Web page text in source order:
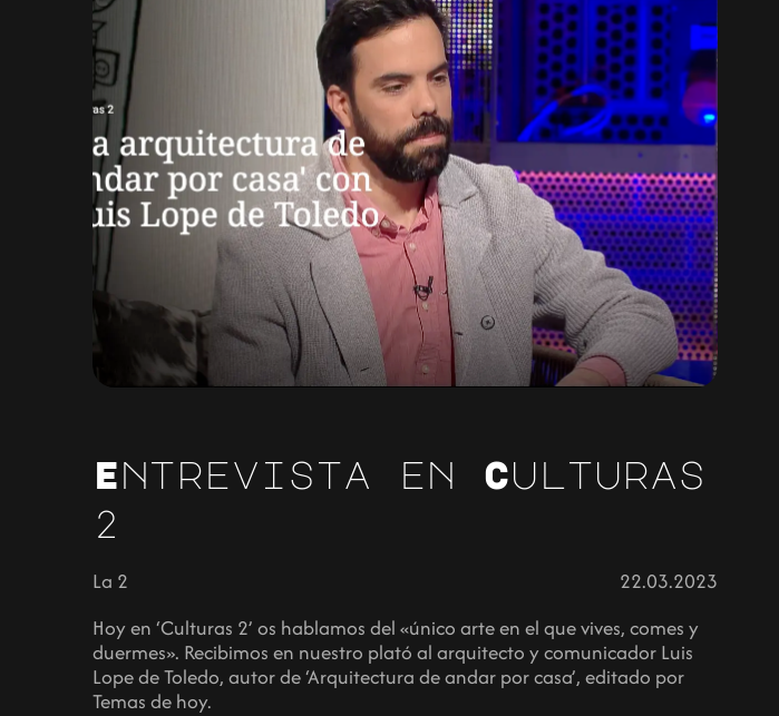
Entrevista en Culturas
2
La 2
22.03.2023
Hoy en ‘Culturas 2’ os hablamos del «único arte en el que vives, comes y
duermes». Recibimos en nuestro plató al arquitecto y comunicador Luis
Lope de Toledo, autor de ‘Arquitectura de andar por casa’, editado por
Temas de hoy.